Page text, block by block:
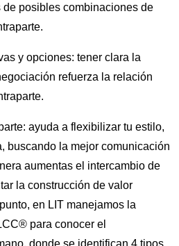
posibles combinaciones de
y opciones: tener clara la
refuerza la relación
ayuda a flexibilizar tu estilo,
buscando la mejor comunicación
aumentas el intercambio de
la construcción de valor
en LIT manejamos la
para conocer el
donde se identifican 4 tipos